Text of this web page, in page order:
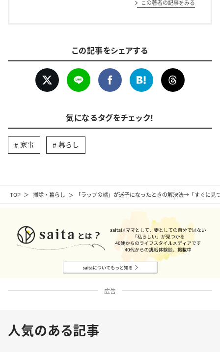
TOP 掃除・暮らし 「ラップの端」が迷子になったときの解決法→「すぐに見
この著者の記事をみる
この記事をシェアする
気になるタグをチェック！
家事 暮らし
広告
人気のある記事